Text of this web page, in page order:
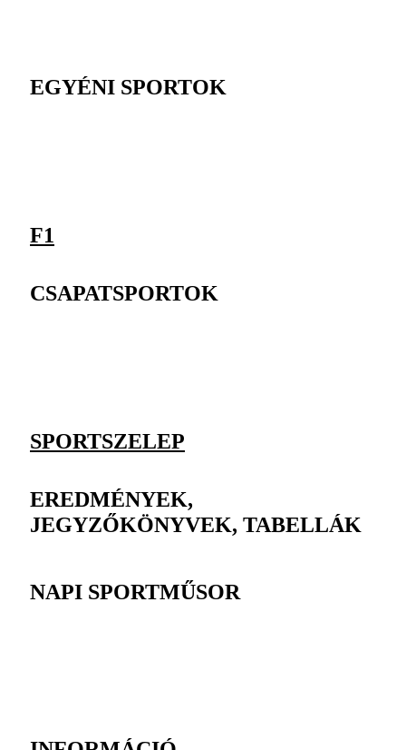
EGYÉNI SPORTOK
F1
CSAPATSPORTOK
SPORTSZELEP
EREDMÉNYEK,
JEGYZŐKÖNYVEK, TABELLÁK
NAPI SPORTMŰSOR